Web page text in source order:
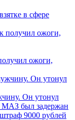
в сфере
ожоги,
Он утонул